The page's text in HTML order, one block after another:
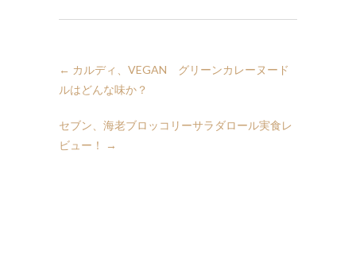
← カルディ、VEGAN グリーンカレーヌード
ルはどんな味か？
セブン、海老ブロッコリーサラダロール実食レ
ビュー！
→